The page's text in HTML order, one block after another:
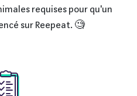
requises pour qu'un
sur Reepeat. 🧐